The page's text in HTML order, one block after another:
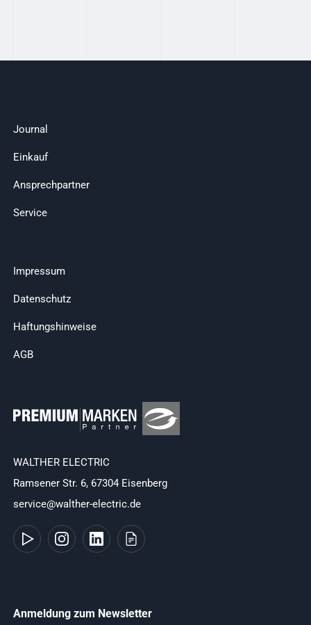
Journal
Einkauf
Ansprechpartner
Service
Impressum
Datenschutz
Haftungshinweise
AGB
WALTHER ELECTRIC
Ramsener Str. 6, 67304 Eisenberg
service@walther-electric.de
Anmeldung zum Newsletter